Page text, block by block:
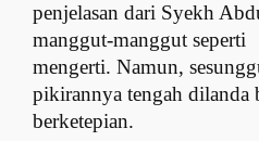
penjelasan dari Syekh
manggut-manggut seperti
mengerti. Namun,
pikirannya tengah dilanda
berketepian.